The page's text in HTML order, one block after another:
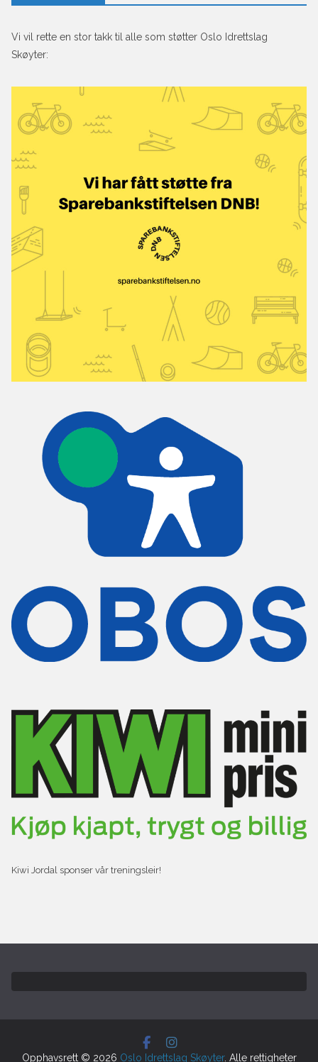
Vi vil rette en stor takk til alle som støtter Oslo Idrettslag
Skøyter:
Kiwi Jordal sponser vår treningsleir!
Opphavsrett © 2026 Oslo Idrettslag Skøyter. Alle rettigheter